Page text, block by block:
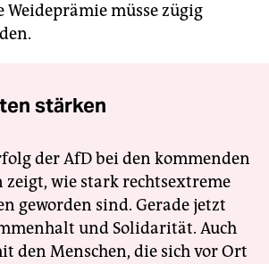
müsse zügig
stärken
der AfD bei den kommenden
zeigt, wie stark rechtsextreme
geworden sind. Gerade jetzt
und Solidarität. Auch
den Menschen, die sich vor Ort